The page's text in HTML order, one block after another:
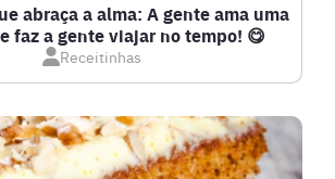
E SOBREMESAS
abraça a alma: A gente ama uma
faz a gente viajar no tempo! 😋
Receitinhas